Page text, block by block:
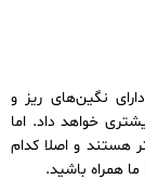
نگین‌های ریز و
خواهد داد. اما
هستند و اصلا کدام
همراه باشید.